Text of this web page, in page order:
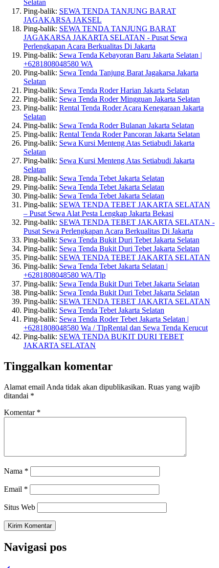
Selatan
Ping-balik: SEWA TENDA TANJUNG BARAT
JAGAKARSA JAKSEL
Ping-balik: SEWA TENDA TANJUNG BARAT
JAGAKARSA JAKARTA SELATAN - Pusat Sewa
Perlengkapan Acara Berkualitas Di Jakarta
Ping-balik: Sewa Tenda Kebayoran Baru Jakarta Selatan |
+6281808048580 WA
Ping-balik: Sewa Tenda Tanjung Barat Jagakarsa Jakarta
Selatan
Ping-balik: Sewa Tenda Roder Harian Jakarta Selatan
Ping-balik: Sewa Tenda Roder Mingguan Jakarta Selatan
Ping-balik: Rental Tenda Roder Acara Kenegaraan Jakarta
Selatan
Ping-balik: Sewa Tenda Roder Bulanan Jakarta Selatan
Ping-balik: Rental Tenda Roder Pancoran Jakarta Selatan
Ping-balik: Sewa Kursi Menteng Atas Setiabudi Jakarta
Selatan
Ping-balik: Sewa Kursi Menteng Atas Setiabudi Jakarta
Selatan
Ping-balik: Sewa Tenda Tebet Jakarta Selatan
Ping-balik: Sewa Tenda Tebet Jakarta Selatan
Ping-balik: Sewa Tenda Tebet Jakarta Selatan
Ping-balik: SEWA TENDA TEBET JAKARTA SELATAN
– Pusat Sewa Alat Pesta Lengkap Jakarta Bekasi
Ping-balik: SEWA TENDA TEBET JAKARTA SELATAN -
Pusat Sewa Perlengkapan Acara Berkualitas Di Jakarta
Ping-balik: Sewa Tenda Bukit Duri Tebet Jakarta Selatan
Ping-balik: Sewa Tenda Bukit Duri Tebet Jakarta Selatan
Ping-balik: SEWA TENDA TEBET JAKARTA SELATAN
Ping-balik: Sewa Tenda Tebet Jakarta Selatan |
+6281808048580 WA/Tlp
Ping-balik: Sewa Tenda Bukit Duri Tebet Jakarta Selatan
Ping-balik: Sewa Tenda Bukit Duri Tebet Jakarta Selatan
Ping-balik: SEWA TENDA TEBET JAKARTA SELATAN
Ping-balik: Sewa Tenda Tebet Jakarta Selatan
Ping-balik: Sewa Tenda Roder Tebet Jakarta Selatan |
+6281808048580 Wa / TlpRental dan Sewa Tenda Kerucut
Ping-balik: SEWA TENDA BUKIT DURI TEBET
JAKARTA SELATAN
Tinggalkan komentar
Alamat email Anda tidak akan dipublikasikan. Ruas yang wajib
ditandai *
Komentar *
Nama *
Email *
Situs Web
Navigasi pos